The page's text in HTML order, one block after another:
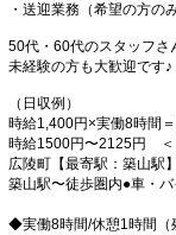
・送迎業務（希望の方のみ
50代・60代のスタッフさ
未経験の方も大歓迎です♪
（日収例）
時給1,400円×実働8時間
時給1500円〜2125円 ＜
広陵町【最寄駅：築山駅】
築山駅〜徒歩圏内●車・
◆実働8時間/休憩1時間（